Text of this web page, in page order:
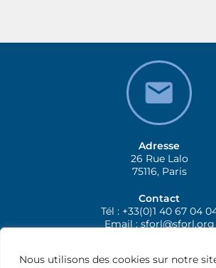
Nous utilisons des cookies sur notre
Adresse
26 Rue Lalo
75116, Paris
Contact
Tél : +33(0)1 40 67 04
Email :sforl@sforl.org